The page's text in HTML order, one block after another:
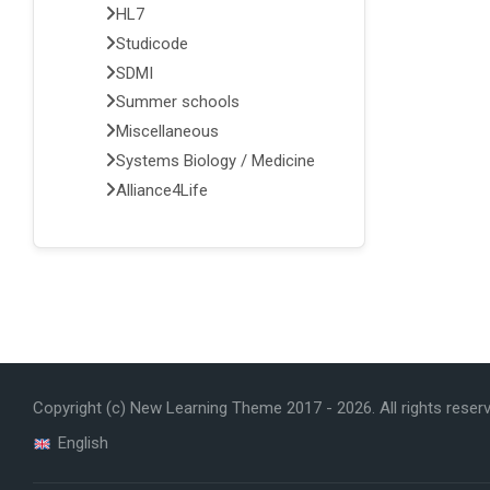
HL7
Studicode
SDMI
Summer schools
Miscellaneous
Systems Biology / Medicine
Alliance4Life
Copyright (c) New Learning Theme 2017 - 2026. All rights
English